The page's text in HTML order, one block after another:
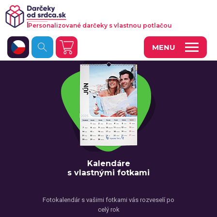
MENU
Fotoobrazy a dekorácie
Hrnčeky a keramika
Fotoknihy a fotozošity
Personalizované darčeky s vlastnou potlačou
Kalendáre
s vlastnými fotkami
Fotokalendár s vašimi fotkami vás rozveselí po
celý rok